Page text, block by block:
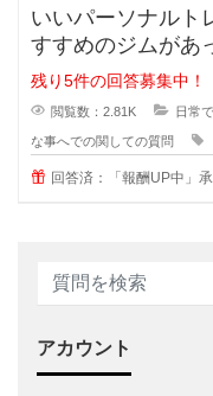
いいパーソナルト
すすめのジムがあ
ダイエットやボデ
残り5件の回答募集中！
閲覧数：2.81K 日常
な事へでの関しての質問
回答済：「報酬UP中」
アカウント